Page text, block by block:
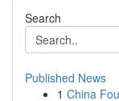
Search
Published News
1 China